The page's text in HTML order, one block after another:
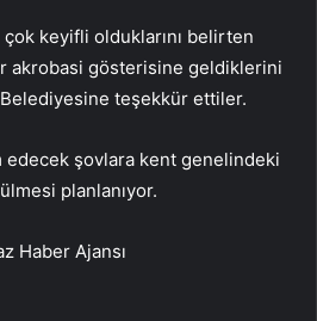
keyifli olduklarını belirten
akrobasi gösterisine geldiklerini
teşekkür ettiler.
edecek şovlara kent genelindeki
planlanıyor.
Haber Ajansı